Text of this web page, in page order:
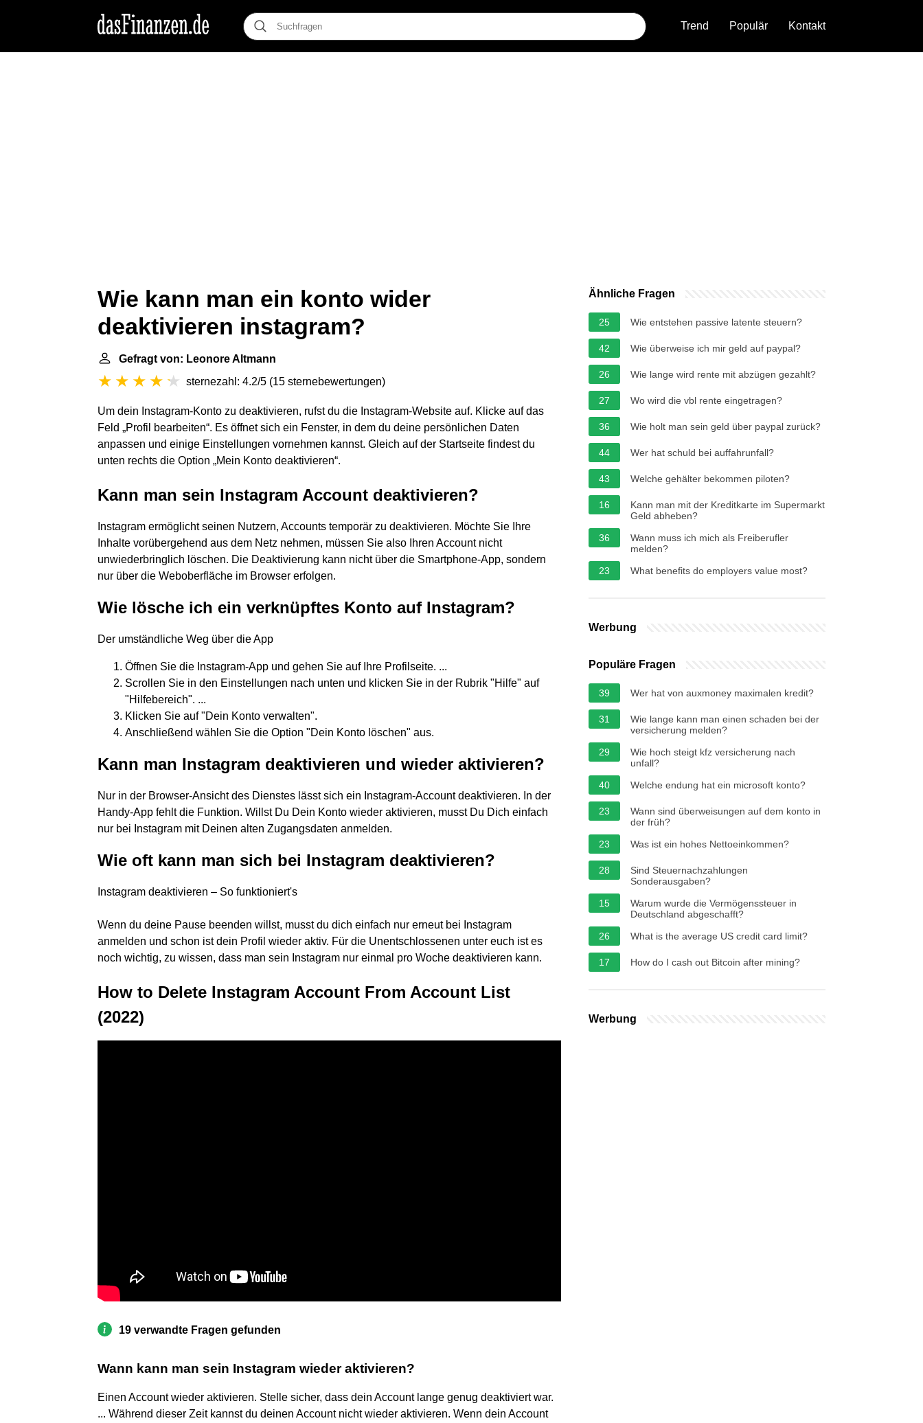
Trend Populär Kontakt
Wie kann man ein konto wider
deaktivieren instagram?
Gefragt von: Leonore Altmann
sternezahl: 4.2/5 (15 sternebewertungen)
Um dein Instagram-Konto zu deaktivieren, rufst du die Instagram-Website auf. Klicke auf das
Feld „Profil bearbeiten“. Es öffnet sich ein Fenster, in dem du deine persönlichen Daten
anpassen und einige Einstellungen vornehmen kannst. Gleich auf der Startseite findest du
unten rechts die Option „Mein Konto deaktivieren“.
Kann man sein Instagram Account deaktivieren?
Instagram ermöglicht seinen Nutzern, Accounts temporär zu deaktivieren. Möchte Sie Ihre
Inhalte vorübergehend aus dem Netz nehmen, müssen Sie also Ihren Account nicht
unwiederbringlich löschen. Die Deaktivierung kann nicht über die Smartphone-App, sondern
nur über die Weboberfläche im Browser erfolgen.
Wie lösche ich ein verknüpftes Konto auf Instagram?
Der umständliche Weg über die App
Öffnen Sie die Instagram-App und gehen Sie auf Ihre Profilseite. ...
Scrollen Sie in den Einstellungen nach unten und klicken Sie in der Rubrik "Hilfe" auf
"Hilfebereich". ...
Klicken Sie auf "Dein Konto verwalten".
Anschließend wählen Sie die Option "Dein Konto löschen" aus.
Kann man Instagram deaktivieren und wieder aktivieren?
Nur in der Browser-Ansicht des Dienstes lässt sich ein Instagram-Account deaktivieren. In der
Handy-App fehlt die Funktion. Willst Du Dein Konto wieder aktivieren, musst Du Dich einfach
nur bei Instagram mit Deinen alten Zugangsdaten anmelden.
Wie oft kann man sich bei Instagram deaktivieren?
Instagram deaktivieren – So funktioniert's
Wenn du deine Pause beenden willst, musst du dich einfach nur erneut bei Instagram
anmelden und schon ist dein Profil wieder aktiv. Für die Unentschlossenen unter euch ist es
noch wichtig, zu wissen, dass man sein Instagram nur einmal pro Woche deaktivieren kann.
How to Delete Instagram Account From Account List
(2022)
19 verwandte Fragen gefunden
Wann kann man sein Instagram wieder aktivieren?
Einen Account wieder aktivieren. Stelle sicher, dass dein Account lange genug deaktiviert war.
... Während dieser Zeit kannst du deinen Account nicht wieder aktivieren. Wenn dein Account
Ähnliche Fragen
25 Wie entstehen passive latente steuern?
42 Wie überweise ich mir geld auf paypal?
26 Wie lange wird rente mit abzügen gezahlt?
27 Wo wird die vbl rente eingetragen?
36 Wie holt man sein geld über paypal zurück?
44 Wer hat schuld bei auffahrunfall?
43 Welche gehälter bekommen piloten?
16
Kann man mit der Kreditkarte im Supermarkt
Geld abheben?
36
Wann muss ich mich als Freiberufler
melden?
23
What benefits do employers value most?
Werbung
Populäre Fragen
39 Wer hat von auxmoney maximalen kredit?
31
Wie lange kann man einen schaden bei der
versicherung melden?
29
Wie hoch steigt kfz versicherung nach
unfall?
40
Welche endung hat ein microsoft konto?
23
Wann sind überweisungen auf dem konto in
der früh?
23
Was ist ein hohes Nettoeinkommen?
28
Sind Steuernachzahlungen
Sonderausgaben?
15
Warum wurde die Vermögenssteuer in
Deutschland abgeschafft?
26
What is the average US credit card limit?
17 How do I cash out Bitcoin after mining?
Werbung